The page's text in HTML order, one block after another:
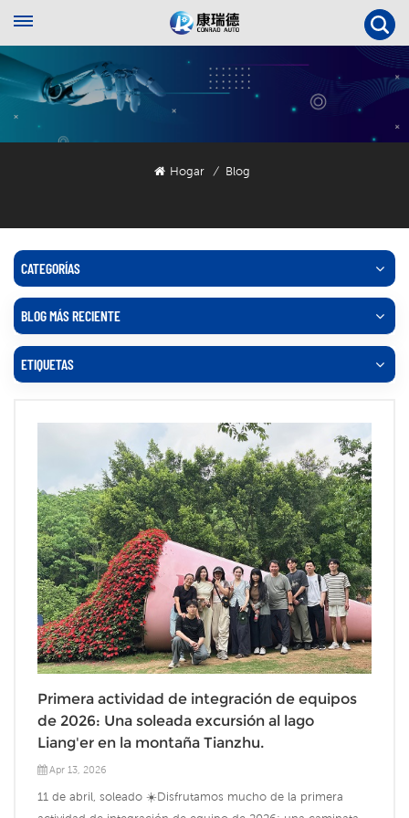
Hogar / Blog
CATEGORÍAS
BLOG MÁS RECIENTE
ETIQUETAS
Primera actividad de integración de equipos
de 2026: Una soleada excursión al lago
Liang'er en la montaña Tianzhu.
Apr 13, 2026
11 de abril, soleado ☀️Disfrutamos mucho de la primera